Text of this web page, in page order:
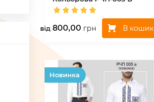
вiд 800,00 грн В кошик
Hовинка